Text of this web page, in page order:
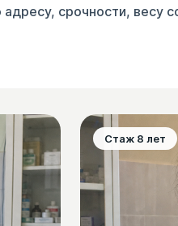
срочности, весу
Стаж 8 лет